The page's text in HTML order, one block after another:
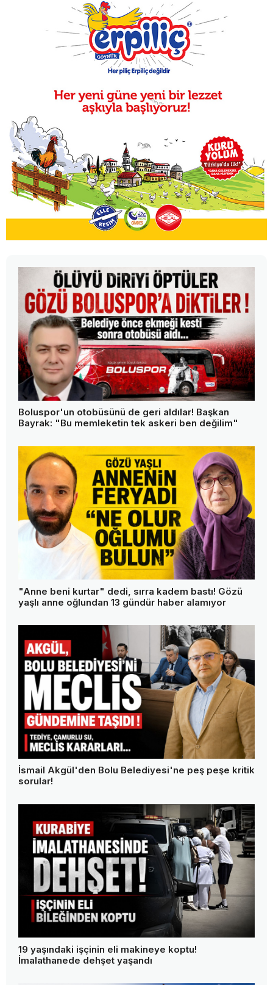
Boluspor'un otobüsünü de geri aldılar! Başkan
Bayrak: "Bu memleketin tek askeri ben değilim"
"Anne beni kurtar" dedi, sırra kadem bastı! Gözü
yaşlı anne oğlundan 13 gündür haber alamıyor
İsmail Akgül'den Bolu Belediyesi'ne peş peşe kritik
sorular!
19 yaşındaki işçinin eli makineye koptu!
İmalathanede dehşet yaşandı